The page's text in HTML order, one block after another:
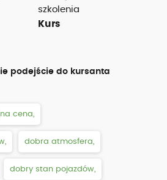
szkolenia
Kurs
podejście do kursanta
cena,
dobra atmosfera,
dobry stan pojazdów,